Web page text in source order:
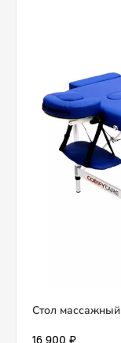
Стол
16 900 ₽